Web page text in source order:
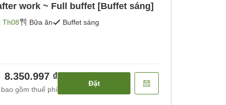
work ~ Full buffet [Buffet sáng]
Th08 Bữa ăn Buffet sáng
8.350.997 ₫
gồm thuế phí
Đặt